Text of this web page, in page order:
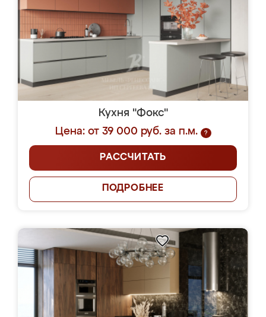
Кухня "Фокс"
Цена: от 39 000 руб. за п.м.
?
РАССЧИТАТЬ
ПОДРОБНЕЕ